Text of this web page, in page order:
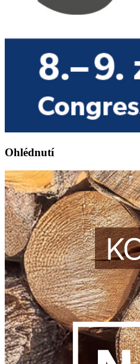
Ohlédnutí